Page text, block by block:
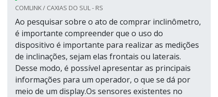
COMLINK / CAXIAS DO SUL - RS
Ao pesquisar sobre o ato de comprar inclinômetro,
é importante compreender que o uso do
dispositivo é importante para realizar as medições
de inclinações, sejam elas frontais ou laterais.
Desse modo, é possível apresentar as principais
informações para um operador, o que se dá por
meio de um display.Os sensores existentes no